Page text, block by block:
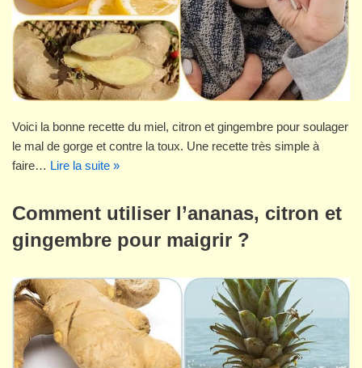
Voici la bonne recette du miel, citron et gingembre pour soulager
le mal de gorge et contre la toux. Une recette très simple à
faire… Lire la suite »
Comment utiliser l’ananas, citron et
gingembre pour maigrir ?